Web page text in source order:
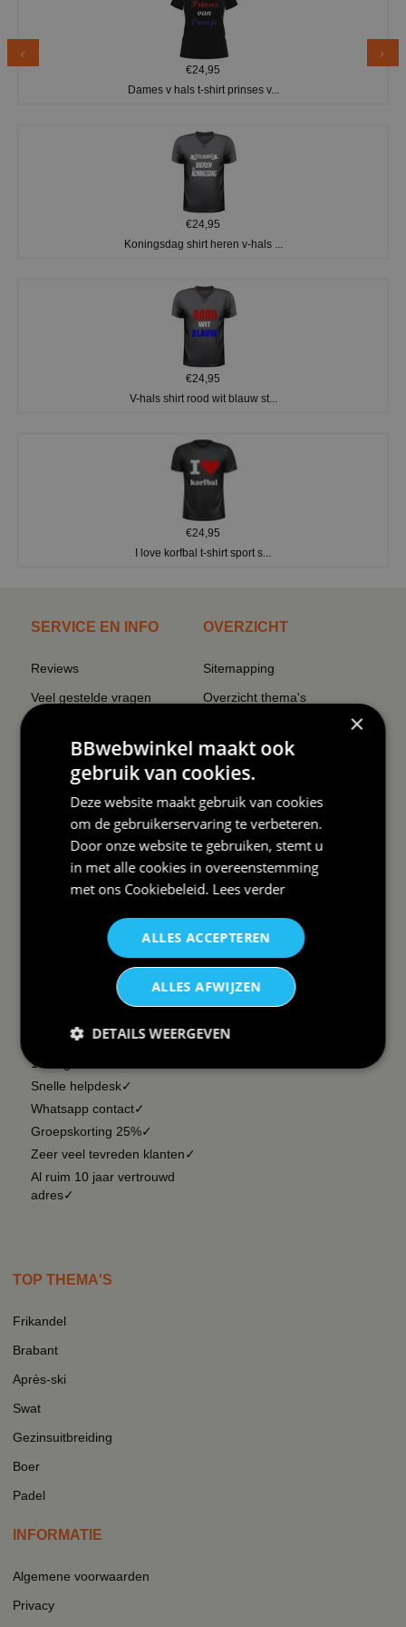
€24,95
Dames v hals t-shirt prinses v...
€24,95
Koningsdag shirt heren v-hals ...
€24,95
V-hals shirt rood wit blauw st...
€24,95
I love korfbal t-shirt sport s...
SERVICE EN INFO
Reviews
Veel gestelde vragen
Order Status
Retouren & Annuleren
Wij verzenden Postnl
BBWEBWINKEL:
Snelle levering✓
vanaf € 99 gratis✓
14 dagen retour recht✓
Snelle helpdesk✓
Whatsapp contact✓
Groepskorting 25%✓
Zeer veel tevreden klanten✓
Al ruim 10 jaar vertrouwd
adres✓
OVERZICHT
Sitemapping
Overzicht thema's
Wat vinden klanten van ons
RSS
TOP THEMA'S
Frikandel
Brabant
Après-ski
Swat
Gezinsuitbreiding
Boer
Padel
INFORMATIE
Algemene voorwaarden
Privacy
×
BBwebwinkel maakt ook
gebruik van cookies.
Deze website maakt gebruik van cookies
om de gebruikerservaring te verbeteren.
Door onze website te gebruiken, stemt u
in met alle cookies in overeenstemming
met ons Cookiebeleid. Lees verder
ALLES ACCEPTEREN
ALLES AFWIJZEN
DETAILS WEERGEVEN